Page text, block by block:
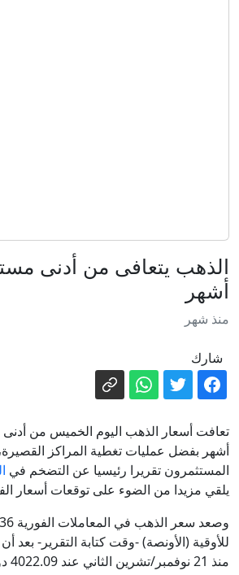
هل يدفع مرضى تونس
الصيدلية
مباشر - واشنطن
إيران وتتوقع اتفاقاً
مستعدون
دعم أمني أمريكي بمليار
كولومبيا
الاستخبارات الأمريكية:
أوكرانيا يغامر
هجوم "هجين" مُدبَّر
خلف مسيّرة مطار
أشهر
منذ شهر
شارك
أشهر بفضل ⁠⁠عمليات تغطية المراكز
المستثمرون تقريرا رئيسيا عن التضخم في
يلقي مزيدا من الضوء على ⁠⁠توقعات أسعار
للأوقية (الأونصة) -وقت كتابة التقرير- بعد